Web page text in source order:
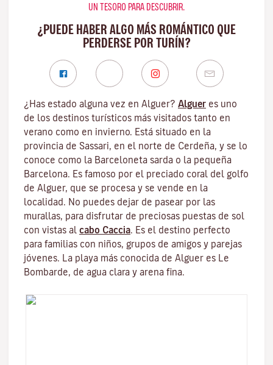
UN TESORO PARA DESCUBRIR.
¿PUEDE HABER ALGO MÁS ROMÁNTICO QUE
PERDERSE POR TURÍN?
¿Has estado alguna vez en Alguer? Alguer es uno
de los destinos turísticos más visitados tanto en
verano como en invierno. Está situado en la
provincia de Sassari, en el norte de Cerdeña, y se lo
conoce como la Barceloneta sarda o la pequeña
Barcelona. Es famoso por el preciado coral del golfo
de Alguer, que se procesa y se vende en la
localidad. No puedes dejar de pasear por las
murallas, para disfrutar de preciosas puestas de sol
con vistas al cabo Caccia. Es el destino perfecto
para familias con niños, grupos de amigos y parejas
jóvenes. La playa más conocida de Alguer es Le
Bombarde, de agua clara y arena fina.